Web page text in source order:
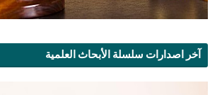
آخر اصدارات سلسلة الأبحاث العلمية